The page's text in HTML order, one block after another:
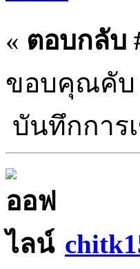
« ตอบกลับ
ขอบคุณคับ
บันทึกการ